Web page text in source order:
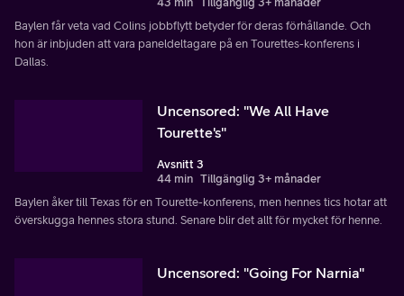
Baylen får veta vad Colins jobbflytt betyder för deras förhållande. Och
hon är inbjuden att vara paneldeltagare på en Tourettes-konferens i
Dallas.
Uncensored: "We All Have
Tourette's"
Avsnitt 3
44 min Tillgänglig 3+ månader
Baylen åker till Texas för en Tourette-konferens, men hennes tics hotar att
överskugga hennes stora stund. Senare blir det allt för mycket för henne.
Uncensored: "Going For Narnia"